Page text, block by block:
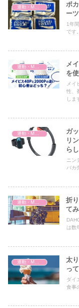
ポ
ー
1年
です
メ
を
メイ
性、
しま
運動・MMA・身体づくり
ガ
リ
ら
ニン
バカ
運動・MMA・身体づくり
折
て
は数
運動・MMA・身体づくり
太
っ
ダイ
食事